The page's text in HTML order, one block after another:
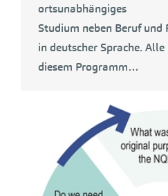
ortsunabhängiges
Studium neben Beruf und
in deutscher Sprache.
diesem Programm…